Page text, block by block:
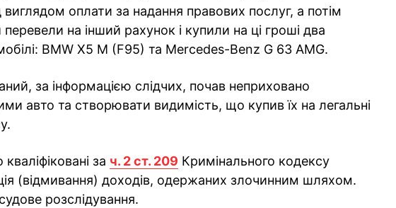
виглядом оплати за надання правових послуг, а потім
перевели на інший рахунок і купили на ці гроші два
BMW X5 M (F95) та Mercedes-Benz G 63 AMG.
за інформацією слідчих, почав неприховано
авто та створювати видимість, що купив їх на легальні
за ч. 2 ст. 209 Кримінального кодексу
(відмивання) доходів, одержаних злочинним шляхом.
розслідування.